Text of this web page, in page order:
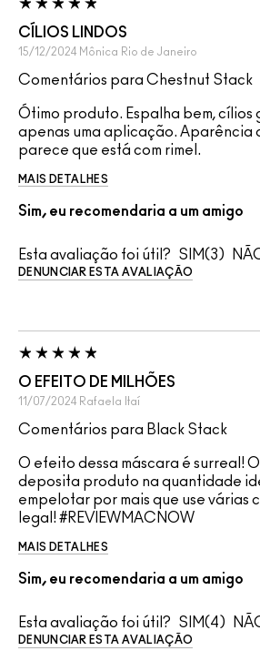
CÍLIOS LINDOS
15/12/2024 Mônica Rio de Janeiro
Comentários para Chestnut Stack
Ótimo produto. Espalha bem, cílios
apenas uma aplicação. Aparência
parece que está com rimel.
MAIS DETALHES
Sim, eu recomendaria a um amigo
Esta avaliação foi útil? 3
DENUNCIAR ESTA AVALIAÇÃO
O EFEITO DE MILHÕES
11/07/2024 Rafaela Itaí
Comentários para Black Stack
O efeito dessa máscara é surreal!
deposita produto na quantidade
empelotar por mais que use várias
legal! #REVIEWMACNOW
MAIS DETALHES
Sim, eu recomendaria a um amigo
Esta avaliação foi útil? 4
DENUNCIAR ESTA AVALIAÇÃO